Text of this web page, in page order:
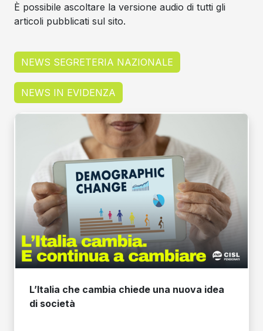
L’Italia che cambia chiede una nuova idea
di società
È possibile ascoltare la versione audio di tutti gli
articoli pubblicati sul sito.
NEWS SEGRETERIA NAZIONALE
NEWS IN EVIDENZA